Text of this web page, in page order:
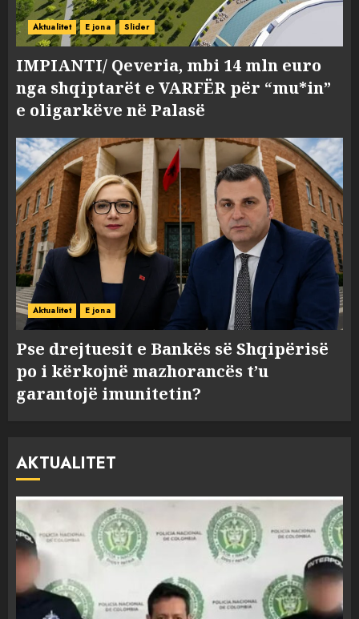
Aktualitet E jona Slider
IMPIANTI/ Qeveria, mbi 14 mln euro
nga shqiptarët e VARFËR për “mu*in”
e oligarkëve në Palasë
Aktualitet E jona
Pse drejtuesit e Bankës së Shqipërisë
po i kërkojnë mazhorancës t’u
garantojë imunitetin?
AKTUALITET